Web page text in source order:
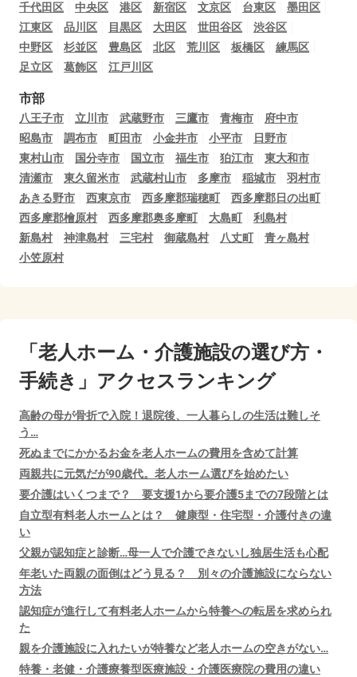
千代田区 中央区 港区 新宿区 文京区 台東区
墨田区
江東区
品川区 目黒区 大田区 世田谷区
渋谷区
中野区
杉並区 豊島区 北区 荒川区 板橋区
練馬区
足立区
葛飾区 江戸川区
市部
八王子市 立川市 武蔵野市 三鷹市 青梅市
府中市
昭島市
調布市 町田市 小金井市 小平市
日野市
東村山市
国分寺市 国立市 福生市 狛江市
東大和市
清瀬市
東久留米市 武蔵村山市 多摩市 稲城市
羽村市
あきる野市
西東京市 西多摩郡瑞穂町
西多摩郡日の出町
西多摩郡檜原村
西多摩郡奥多摩町 大島町
利島村
新島村
神津島村 三宅村 御蔵島村 八丈町
青ヶ島村
小笠原村
「老人ホーム・介護施設の選び方・
手続き」アクセスランキング
高齢の母が骨折で入院！退院後、一人暮らしの生活は難しそ
う…
死ぬまでにかかるお金を老人ホームの費用を含めて計算
両親共に元気だが90歳代。老人ホーム選びを始めたい
要介護はいくつまで？ 要支援1から要介護5までの7段階とは
自立型有料老人ホームとは？ 健康型・住宅型・介護付きの違
い
父親が認知症と診断…母一人で介護できないし独居生活も心配
年老いた両親の面倒はどう見る？ 別々の介護施設にならない
方法
認知症が進行して有料老人ホームから特養への転居を求められ
た
親を介護施設に入れたいが特養など老人ホームの空きがない…
特養・老健・介護療養型医療施設・介護医療院の費用の違い